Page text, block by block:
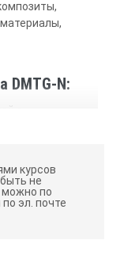
DMTG-N:
с
звука:
курсов
не
по
эл. почте